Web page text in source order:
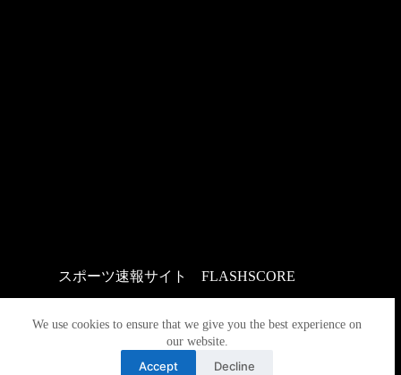
We use cookies to ensure that we give you the best experience on
our website.
Accept Decline
スポーツ速報サイト FLASHSCORE